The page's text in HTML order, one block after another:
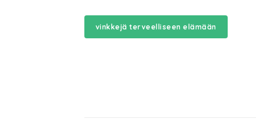
vinkkejä terveelliseen elämään